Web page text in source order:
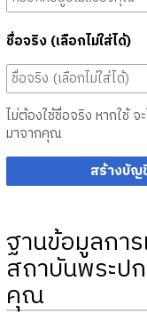
ชื่อจริง (เลือกไม่ใส่ได้)
ไม่ต้องใช้ชื่อจริง หากใช้
มาจากคุณ
สร้างบั
ฐานข้อมูลกา
สถาบันพระป
คุณ